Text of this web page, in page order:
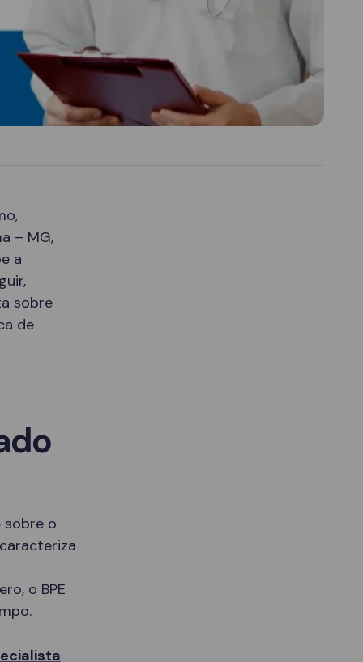
– MG,
a
sobre
de
sobre o
o BPE